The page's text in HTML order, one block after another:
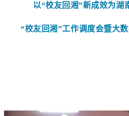
以“校友回湘”新成效为湖
“校友回湘”工作调度会暨大